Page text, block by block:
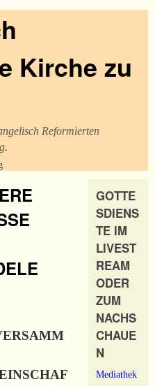
Kirche zu
Reformierten
GOTTE
SDIENS
TE IM
LIVEST
REAM
ODER
ZUM
NACHS
CHAUE
N
Mediathek